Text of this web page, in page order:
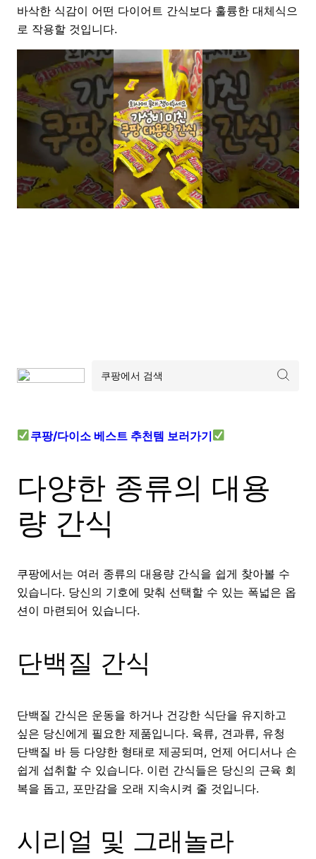
바삭한 식감이 어떤 다이어트 간식보다 훌륭한 대체식으
로 작용할 것입니다.
쿠팡/다이소 베스트 추천템 보러가기
다양한 종류의 대용
량 간식
쿠팡에서는 여러 종류의 대용량 간식을 쉽게 찾아볼 수
있습니다. 당신의 기호에 맞춰 선택할 수 있는 폭넓은 옵
션이 마련되어 있습니다.
단백질 간식
단백질 간식은 운동을 하거나 건강한 식단을 유지하고
싶은 당신에게 필요한 제품입니다. 육류, 견과류, 유청
단백질 바 등 다양한 형태로 제공되며, 언제 어디서나 손
쉽게 섭취할 수 있습니다. 이런 간식들은 당신의 근육 회
복을 돕고, 포만감을 오래 지속시켜 줄 것입니다.
시리얼 및 그래놀라